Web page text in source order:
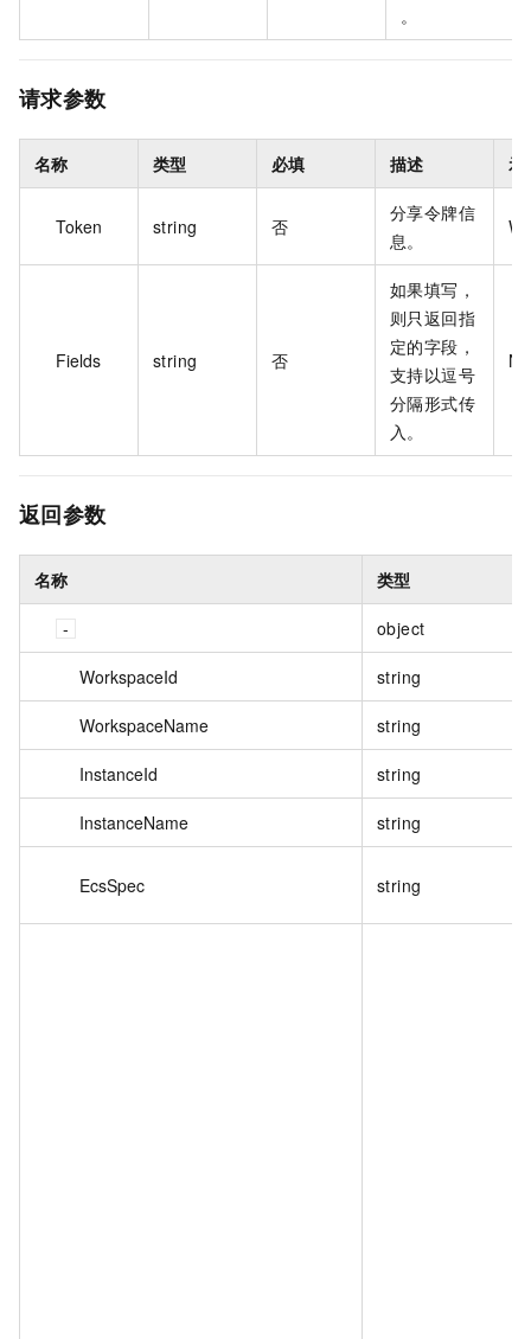
。
请求参数
名称 类型 必填 描述 示
Token string 否
分享令牌信
息。
Fields string 否
如果填写，
则只返回指
定的字段，
支持以逗号
分隔形式传
入。
返回参数
名称 类型
object
WorkspaceId string
WorkspaceName string
InstanceId string
InstanceName string
EcsSpec string